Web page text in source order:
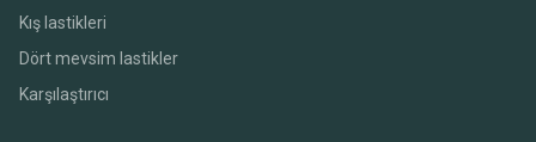
Kış lastikleri
Dört mevsim lastikler
Karşılaştırıcı